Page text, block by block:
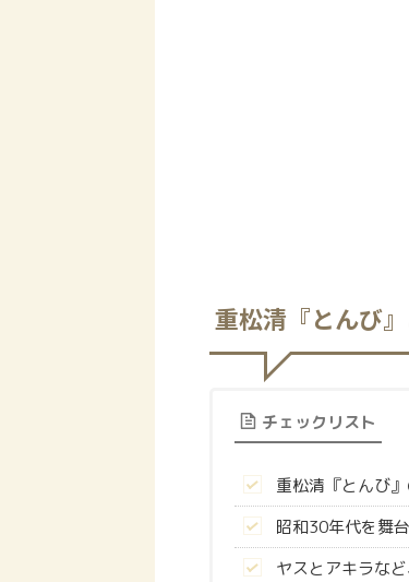
重松清『とんび
チェックリスト
重松清『とんび
昭和30年代を舞
ヤスとアキラな